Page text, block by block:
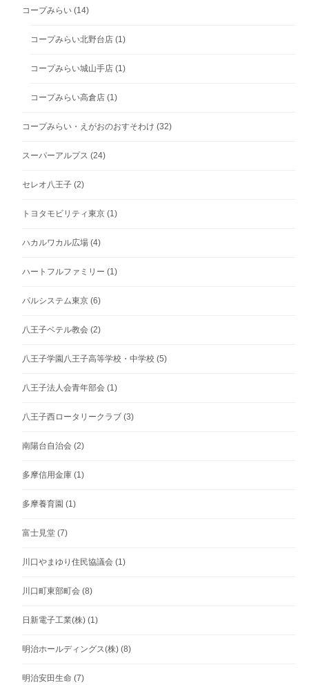
コープみらい (14)
コープみらい北野台店 (1)
コープみらい城山手店 (1)
コープみらい高倉店 (1)
コープみらい・えがおのおすそわけ (32)
スーパーアルプス (24)
セレオ八王子 (2)
トヨタモビリティ東京 (1)
ハカルワカル広場 (4)
ハートフルファミリー (1)
パルシステム東京 (6)
八王子ベテル教会 (2)
八王子学園八王子高等学校・中学校 (5)
八王子法人会青年部会 (1)
八王子西ロータリークラブ (3)
南陽台自治会 (2)
多摩信用金庫 (1)
多摩養育園 (1)
富士見堂 (7)
川口やまゆり住民協議会 (1)
川口町東部町会 (8)
日新電子工業(株) (1)
明治ホールディングス(株) (8)
明治安田生命 (7)